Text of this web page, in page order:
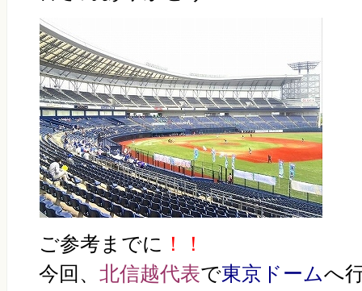
ご参考までに ！！
今回、北信越代表で東京ドームへ